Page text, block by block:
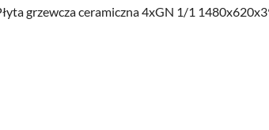
grzewcza ceramiczna 4xGN 1/1